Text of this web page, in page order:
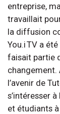
entreprise,
travaillait
la diffusion
You.i TV a
faisait partie
changement.
l’avenir de
s’intéresser
et étudiants